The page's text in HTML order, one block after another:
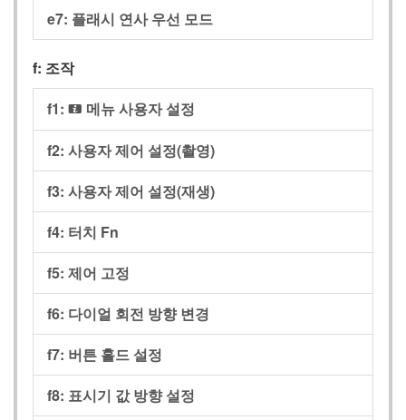
e7: 플래시 연사 우선 모드
f: 조작
f1: i 메뉴 사용자 설정
f2: 사용자 제어 설정(촬영)
f3: 사용자 제어 설정(재생)
f4: 터치 Fn
f5: 제어 고정
f6: 다이얼 회전 방향 변경
f7: 버튼 홀드 설정
f8: 표시기 값 방향 설정